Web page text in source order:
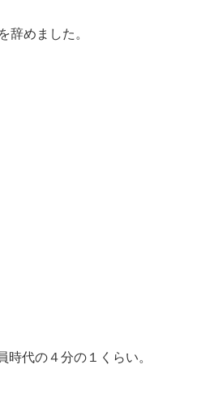
辞めました。
代の４分の１くらい。